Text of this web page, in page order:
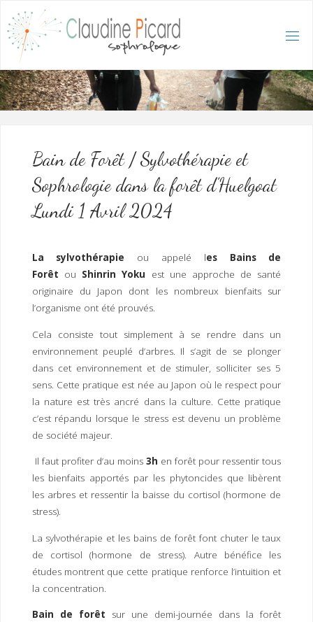
content
DIN
E PI
CAR
D :
SO
PHR
OL
OG
N
APE
UTE
ER
Bain de Forêt / Sylvothérapie et
Sophrologie dans la forêt d’Huelgoat
Lundi 1 Avril 2024
La sylvothérapie ou appelé les Bains de
Forêt ou Shinrin Yoku est une approche de santé
originaire du Japon dont les nombreux bienfaits sur
l’organisme ont été prouvés.
Cela consiste tout simplement à se rendre dans un
environnement peuplé d’arbres. Il s’agit de se plonger
dans cet environnement et de stimuler, solliciter ses 5
sens. Cette pratique est née au Japon où le respect pour
la nature est très ancré dans la culture. Cette pratique
c’est répandu lorsque le stress est devenu un problème
de société majeur.
Il faut profiter d’au moins3h en forêt pour ressentir tous
les bienfaits apportés par les phytoncides que libèrent
les arbres et ressentir la baisse du cortisol (hormone de
stress).
La sylvothérapie et les bains de forêt font chuter le taux
de cortisol (hormone de stress). Autre bénéfice les
études montrent que cette pratique renforce l’intuition et
la concentration.
Bain de forêt sur une demi-journée dans la forêt